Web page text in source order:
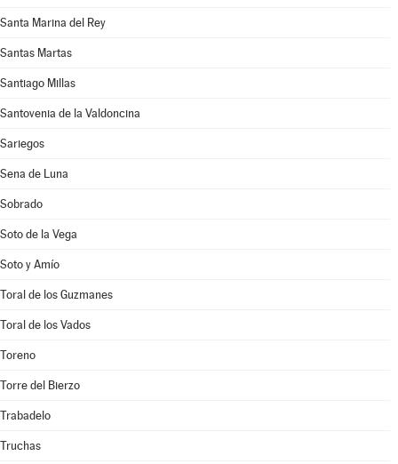
Santa Marina del Rey
Santas Martas
Santiago Millas
Santovenia de la Valdoncina
Sariegos
Sena de Luna
Sobrado
Soto de la Vega
Soto y Amío
Toral de los Guzmanes
Toral de los Vados
Toreno
Torre del Bierzo
Trabadelo
Truchas